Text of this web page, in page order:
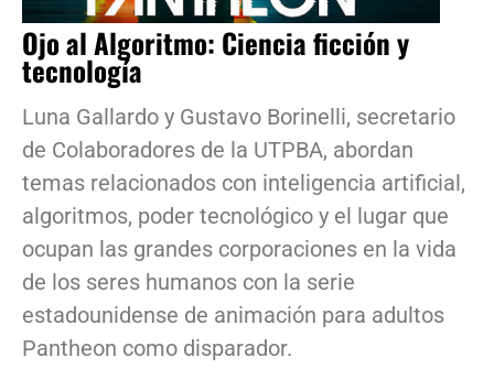
Ojo al Algoritmo: Ciencia ficción y
tecnología
Luna Gallardo y Gustavo Borinelli, secretario
de Colaboradores de la UTPBA, abordan
temas relacionados con inteligencia artificial,
algoritmos, poder tecnológico y el lugar que
ocupan las grandes corporaciones en la vida
de los seres humanos con la serie
estadounidense de animación para adultos
Pantheon como disparador.